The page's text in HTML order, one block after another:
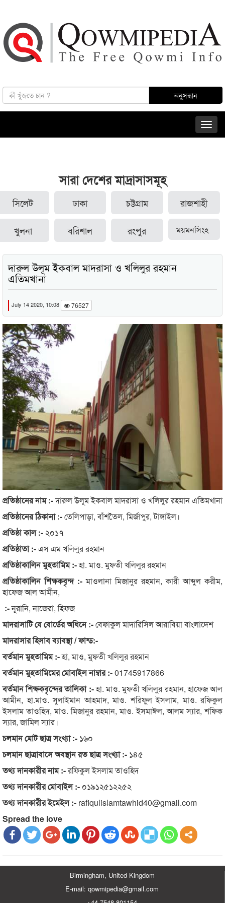
সারা দেশের মাদ্রাসাসমূহ
সিলেট ঢাকা চট্টগ্রাম রাজশাহী
খুলনা বরিশাল রংপুর ময়মনসিংহ
দারুল উলূম ইকবাল মাদরাসা ও খলিলুর রহমান
এতিমখানা
July 14 2020, 10:08 76527
প্রতিষ্ঠানের নাম :-দারুল উলূম ইকবাল মাদরাসা ও খলিলুর রহমান এতিমখানা
প্রতিষ্ঠানের ঠিকানা :-তেলিপাড়া, বাঁশতৈল, মির্জাপুর, টাঙ্গাইল।
প্রতিষ্ঠা কাল :- ২০১৭
প্রতিষ্ঠাতা :-এস এম খলিলুর রহমান
প্রতিষ্ঠাকালিন মুহতামিম :-হা. মাও. মুফতী খলিলুর রহমান
প্রতিষ্ঠাকালিন শিক্ষকবৃন্দ :-মাওলানা মিজানুর রহমান, কারী আব্দুল করীম,
হাফেজ আল আমীন,
:-নূরানি, নাজেরা, হিফজ
মাদরাসাটি যে বোর্ডের অধিনে :-বেফাকুল মাদারিসিল আরাবিয়া বাংলাদেশ
মাদরাসার হিসাব ব্যাবস্থা / ফান্ড:-
বর্তমান মুহতামিম :-হা, মাও, মুফতী খলিলুর রহমান
বর্তমান মুহতামিমের মোবাইল নাম্বার :-01745917866
বর্তমান শিক্ষকবৃন্দের তালিকা :-হা. মাও. মুফতী খলিলুর রহমান, হাফেজ আল
আমীন, হা.মাও. সুলাইমান আহমাদ, মাও. শরিফুল ইসলাম, মাও. রফিকুল
ইসলাম তাওহিদ, মাও. মিজানুর রহমান, মাও. ইসমাঈল, আলম স্যার, শফিক
স্যার, জামিল স্যার।
চলমান মোট ছাত্র সংখ্যা :- ১৬০
চলমান ছাত্রাবাসে অবস্থান রত ছাত্র সংখ্যা :- ১৪৫
তথ্য দানকারীর নাম :-রফিকুল ইসলাম তাওহিদ
তথ্য দানকারীর মোবাইল :- ০১৯১২৫১২২৫২
তথ্য দানকারীর ইমেইল :- rafiqulislamtawhid40@gmail.com
Spread the love
Birmingham, United Kingdom
E-mail: qowmipedia@gmail.com